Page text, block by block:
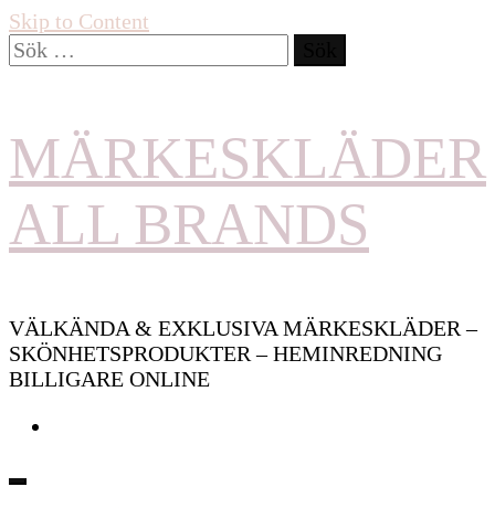
Skip to Content
Sök
efter:
MÄRKESKLÄDER
ALL BRANDS
VÄLKÄNDA & EXKLUSIVA MÄRKESKLÄDER –
SKÖNHETSPRODUKTER – HEMINREDNING
BILLIGARE ONLINE